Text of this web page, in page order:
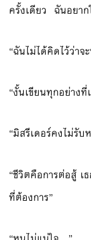
ครั้งเดียว ฉันอยาก
“ฉันไม่ได้คิดไว้ว่าจ
“งั้นเขียนทุกอย่าง
“มิสรีเดอร์คงไม่รับ
“ชีวิตคือการต่อสู้ เ
ที่ต้องการ”